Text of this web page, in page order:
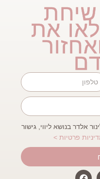
שיחת
את
אלדר בנושא ליווי, גישור
פרטיות >